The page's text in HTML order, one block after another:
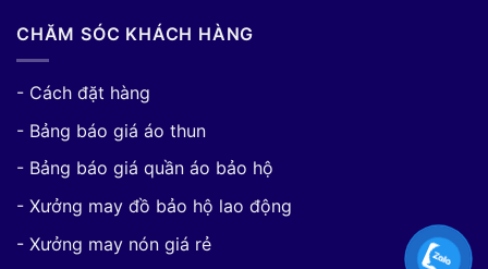
CHĂM SÓC KHÁCH HÀNG
- Cách đặt hàng
- Bảng báo giá áo thun
- Bảng báo giá quần áo bảo hộ
- Xưởng may đồ bảo hộ lao động
- Xưởng may nón giá rẻ